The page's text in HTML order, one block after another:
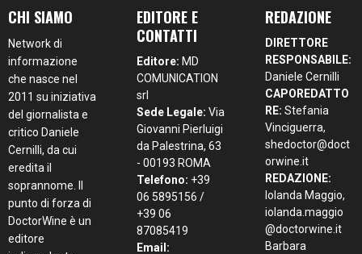
CHI SIAMO
Network di
informazione
che nasce nel
2011 su iniziativa
del giornalista e
critico Daniele
Cernilli, da cui
eredita il
soprannome. Il
punto di forza di
DoctorWine è un
editore
EDITORE E
CONTATTI
Editore: MD
COMUNICATION
srl
Sede Legale: Via
Giovanni Pierluigi
da Palestrina, 63
- 00193 ROMA
Telefono: +39
06 5895156 /
+39 06
87085419
Email:
REDAZIONE
DIRETTORE
RESPONSABILE:
Daniele Cernilli
CAPOREDATTO
RE: Stefania
Vinciguerra,
shedoctor@doct
orwine.it
REDAZIONE:
Iolanda Maggio,
iolanda.maggio
@doctorwine.it
Barbara